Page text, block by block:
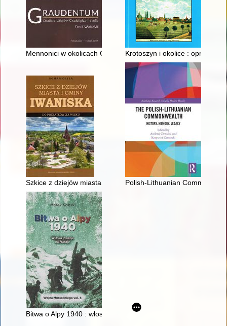
Mennonici w okolicach Grudziądza w XVII wieku
Krotoszyn i okolice :
Szkice z dziejów miasta i gminy Iwaniska do początków XX
Polish-Lithuanian
Bitwa o Alpy 1940 : włoska inwazja na Francję